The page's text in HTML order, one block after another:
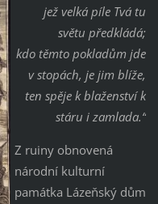
jež velká píle Tvá tu
světu předkládá;
kdo těmto pokladům jde
v stopách, je jim blíže,
ten spěje k blaženství k
stáru i zamlada.“
Z ruiny obnovená
národní kulturní
památka Lázeňský dům